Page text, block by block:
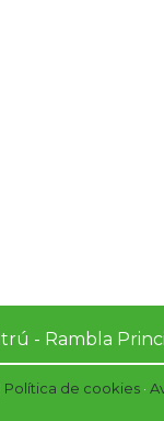
- Rambla
Política de cookies·